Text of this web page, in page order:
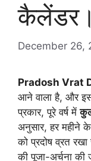
कैलेंडर।
December 26,
Pradosh Vrat
आने वाला है, और इस
प्रकार, पूरे वर्ष में
अनुसार, हर महीने
को प्रदोष व्रत
की पूजा-अर्चना की